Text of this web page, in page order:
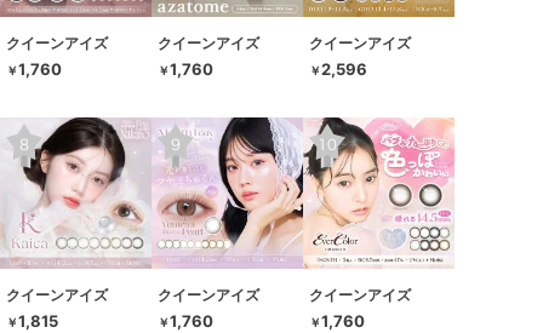
クイーンアイズ
￥1,760
クイーンアイズ
￥1,760
クイーンアイズ
￥2,596
クイーンアイズ
￥1,815
クイーンアイズ
￥1,760
クイーンアイズ
￥1,760